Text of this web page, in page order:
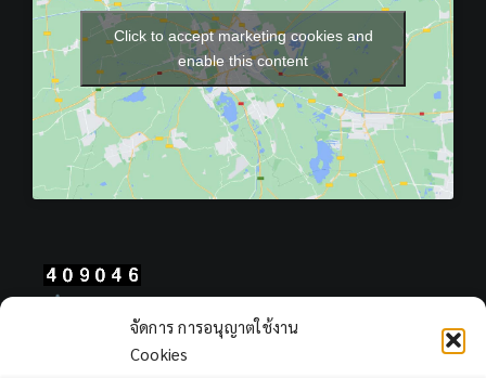
จัดการ การอนุญาตใช้งาน
Cookies
Click to accept marketing cookies and
enable this content
Views Today : 204
Views Yesterday : 403